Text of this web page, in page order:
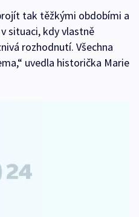
tak těžkými obdobími a
situaci, kdy vlastně
rozhodnutí. Všechna
uvedla historička Marie